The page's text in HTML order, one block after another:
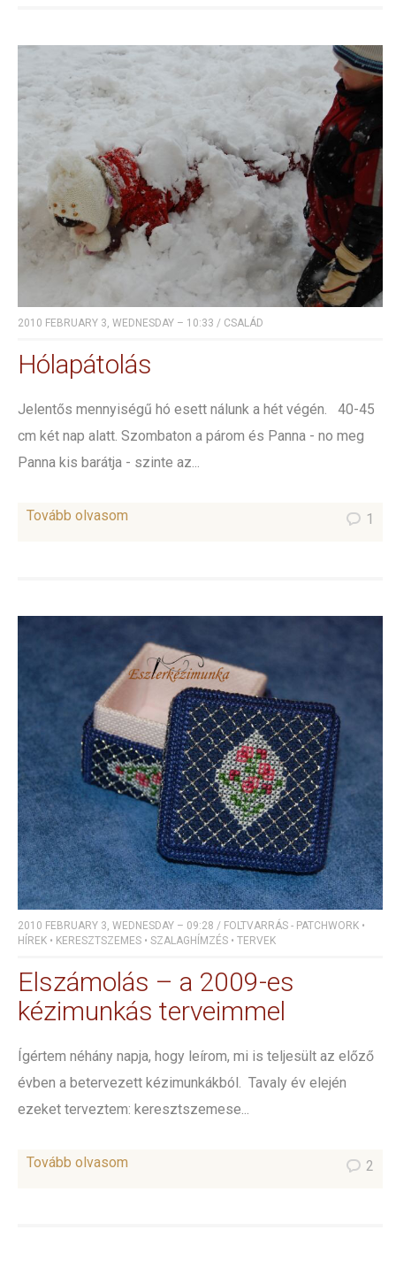
2010 FEBRUARY 3, WEDNESDAY – 10:33 / CSALÁD
Hólapátolás
Jelentős mennyiségű hó esett nálunk a hét végén. 40-45
cm két nap alatt. Szombaton a párom és Panna - no meg
Panna kis barátja - szinte az...
Tovább olvasom 1
2010 FEBRUARY 3, WEDNESDAY – 09:28 / FOLTVARRÁS - PATCHWORK •
HÍREK • KERESZTSZEMES • SZALAGHÍMZÉS • TERVEK
Elszámolás – a 2009-es
kézimunkás terveimmel
Ígértem néhány napja, hogy leírom, mi is teljesült az előző
évben a betervezett kézimunkákból. Tavaly év elején
ezeket terveztem: keresztszemese...
Tovább olvasom 2